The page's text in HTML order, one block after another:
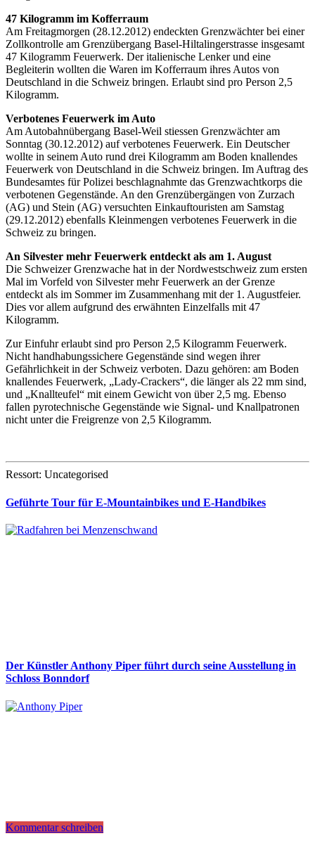
47 Kilogramm im Kofferraum
Am Freitagmorgen (28.12.2012) endeckten Grenzwächter bei einer
Zollkontrolle am Grenzübergang Basel-Hiltalingerstrasse insgesamt
47 Kilogramm Feuerwerk. Der italienische Lenker und eine
Begleiterin wollten die Waren im Kofferraum ihres Autos von
Deutschland in die Schweiz bringen. Erlaubt sind pro Person 2,5
Kilogramm.
Verbotenes Feuerwerk im Auto
Am Autobahnübergang Basel-Weil stiessen Grenzwächter am
Sonntag (30.12.2012) auf verbotenes Feuerwerk. Ein Deutscher
wollte in seinem Auto rund drei Kilogramm am Boden knallendes
Feuerwerk von Deutschland in die Schweiz bringen. Im Auftrag des
Bundesamtes für Polizei beschlagnahmte das Grenzwachtkorps die
verbotenen Gegenstände. An den Grenzübergängen von Zurzach
(AG) und Stein (AG) versuchten Einkauftouristen am Samstag
(29.12.2012) ebenfalls Kleinmengen verbotenes Feuerwerk in die
Schweiz zu bringen.
An Silvester mehr Feuerwerk entdeckt als am 1. August
Die Schweizer Grenzwache hat in der Nordwestschweiz zum ersten
Mal im Vorfeld von Silvester mehr Feuerwerk an der Grenze
entdeckt als im Sommer im Zusammenhang mit der 1. Augustfeier.
Dies vor allem aufgrund des erwähnten Einzelfalls mit 47
Kilogramm.
Zur Einfuhr erlaubt sind pro Person 2,5 Kilogramm Feuerwerk.
Nicht handhabungssichere Gegenstände sind wegen ihrer
Gefährlichkeit in der Schweiz verboten. Dazu gehören: am Boden
knallendes Feuerwerk, „Lady-Crackers“, die länger als 22 mm sind,
und „Knallteufel“ mit einem Gewicht von über 2,5 mg. Ebenso
fallen pyrotechnische Gegenstände wie Signal- und Knallpatronen
nicht unter die Freigrenze von 2,5 Kilogramm.
Ressort: Uncategorised
Geführte Tour für E-Mountainbikes und E-Handbikes
Der Künstler Anthony Piper führt durch seine Ausstellung in
Schloss Bonndorf
Kommentar schreiben